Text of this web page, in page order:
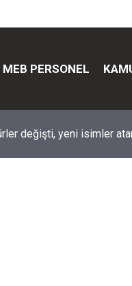
MEB PERSONEL
değişti, yeni isimler